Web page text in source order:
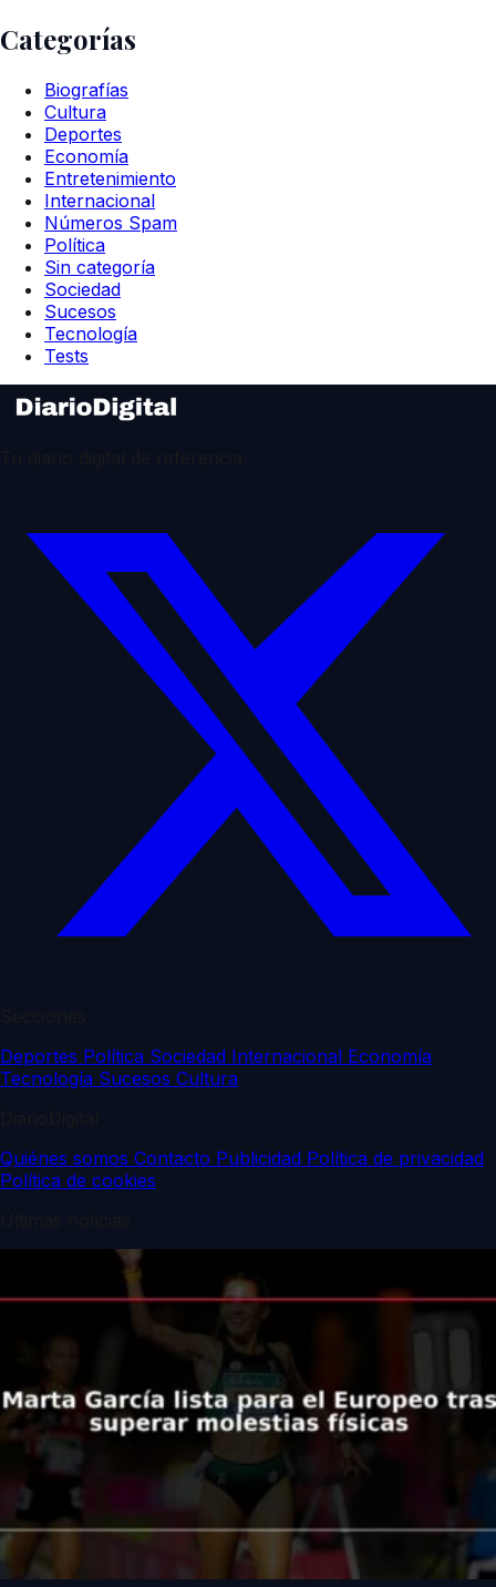
Categorías
Biografías
Cultura
Deportes
Economía
Entretenimiento
Internacional
Números Spam
Política
Sin categoría
Sociedad
Sucesos
Tecnología
Tests
Deportes Política Sociedad Internacional Economía
Tecnología Sucesos Cultura
Quiénes somos Contacto Publicidad Política de privacidad
Política de cookies